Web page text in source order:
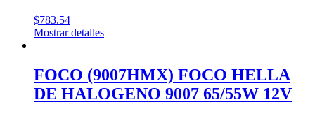
$783.54
Mostrar detalles
FOCO (9007HMX) FOCO HELLA
DE HALOGENO 9007 65/55W 12V